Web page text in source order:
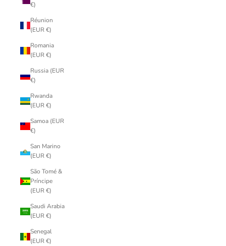
€)
Réunion
(EUR €)
Romania
(EUR €)
Russia (EUR
€)
Rwanda
(EUR €)
Samoa (EUR
€)
San Marino
(EUR €)
São Tomé &
Príncipe
(EUR €)
Saudi Arabia
(EUR €)
Senegal
(EUR €)